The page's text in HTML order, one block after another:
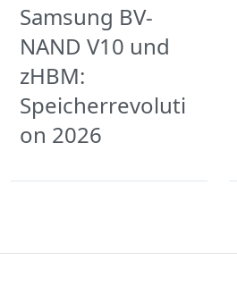
Samsung BV-
NAND V10 und
zHBM:
Speicherrevoluti
on 2026